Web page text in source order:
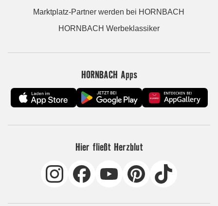
Marktplatz-Partner werden bei HORNBACH
HORNBACH Werbeklassiker
HORNBACH Apps
Hier fließt Herzblut